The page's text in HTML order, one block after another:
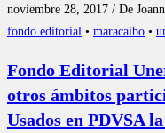
noviembre 28, 2017 / De
fondo editorial • maracaibo •
Fondo Editorial
otros ámbitos
Usados en PDVSA